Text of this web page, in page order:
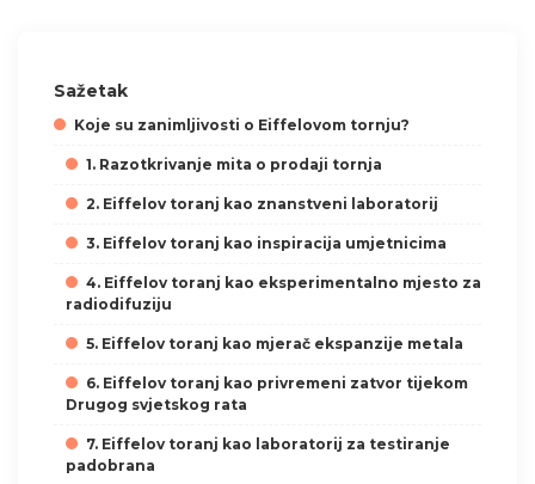
Sažetak
Koje su zanimljivosti o Eiffelovom tornju?
1. Razotkrivanje mita o prodaji tornja
2. Eiffelov toranj kao znanstveni laboratorij
3. Eiffelov toranj kao inspiracija umjetnicima
4. Eiffelov toranj kao eksperimentalno mjesto za
radiodifuziju
5. Eiffelov toranj kao mjerač ekspanzije metala
6. Eiffelov toranj kao privremeni zatvor tijekom
Drugog svjetskog rata
7. Eiffelov toranj kao laboratorij za testiranje
padobrana